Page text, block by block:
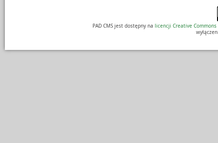
PAD CMS jest dostępny na licencji Creative Commons